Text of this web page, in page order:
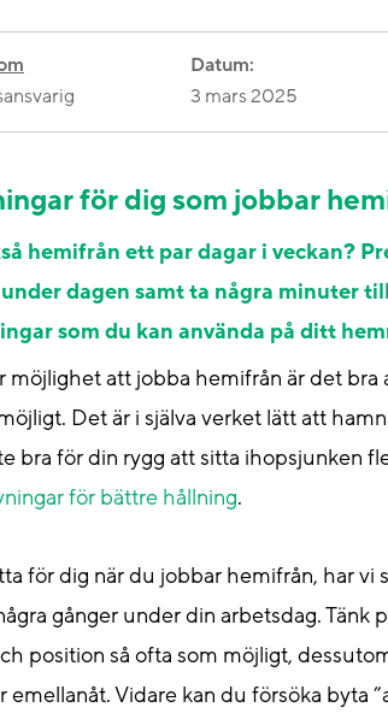
Datum:
3 mars 2025
för dig som jobbar
hemifrån ett par dagar i veckan?
dagen samt ta några minuter
som du kan använda på ditt
möjlighet att jobba hemifrån är det
Det är i själva verket lätt att
bra för din rygg att sitta ihopsjunken
för bättre hållning.
för dig när du jobbar hemifrån, har
gånger under din arbetsdag.
position så ofta som möjligt,
emellanåt.Vidare kan du försöka byta